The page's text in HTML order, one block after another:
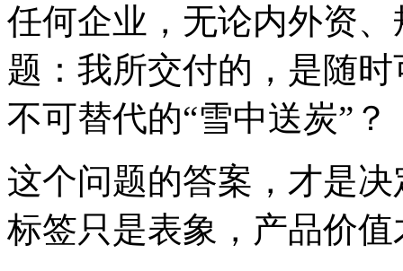
任何企业，无论内外资
题：我所交付的，是随
不可替代的“雪中送炭”？
这个问题的答案，才是
标签只是表象，产品价